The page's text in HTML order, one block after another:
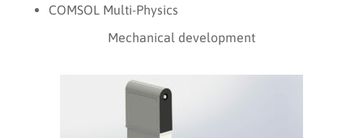
COMSOL Multi-Physics
Mechanical development